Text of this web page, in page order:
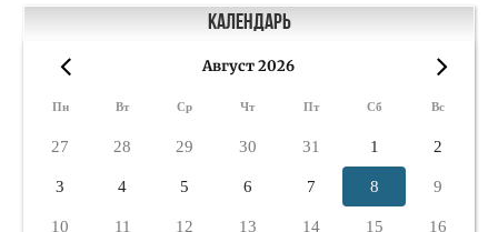
Календарь
Август 2026
Пн Вт Ср Чт Пт Сб Вс
27 28 29 30 31 1 2
3 4 5 6 7 8 9
10 11 12 13 14 15 16